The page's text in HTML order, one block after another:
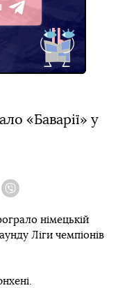
«Баварії» у
німецькій
Ліги чемпіонів